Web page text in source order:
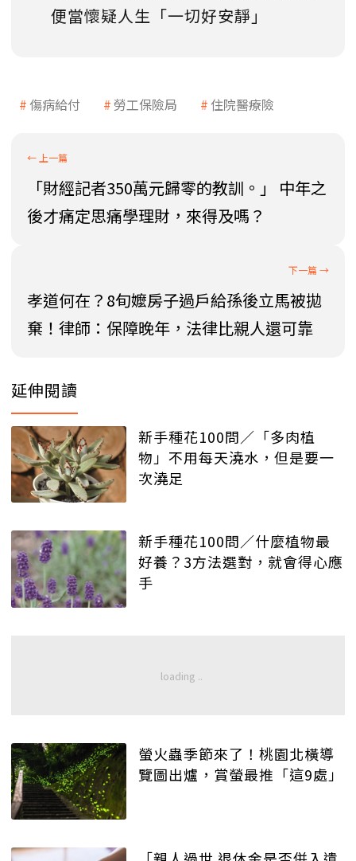
便當懷疑人生「一切好安靜」
傷病給付 勞工保險局 住院醫療險
「財經記者350萬元歸零的教訓。」 中年之
後才痛定思痛學理財，來得及嗎？
孝道何在？8旬嬤房子過戶給孫後立馬被拋
棄！律師：保障晚年，法律比親人還可靠
延伸閱讀
新手種花100問／「多肉植
物」不用每天澆水，但是要一
次澆足
新手種花100問／什麼植物最
好養？3方法選對，就會得心應
手
螢火蟲季節來了！桃園北橫導
覽圖出爐，賞螢最推「這9處」